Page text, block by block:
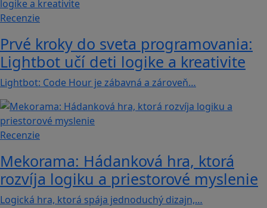
Recenzie
Prvé kroky do sveta programovania:
Lightbot učí deti logike a kreativite
Lightbot: Code Hour je zábavná a zároveň…
Recenzie
Mekorama: Hádanková hra, ktorá
rozvíja logiku a priestorové myslenie
Logická hra, ktorá spája jednoduchý dizajn,…